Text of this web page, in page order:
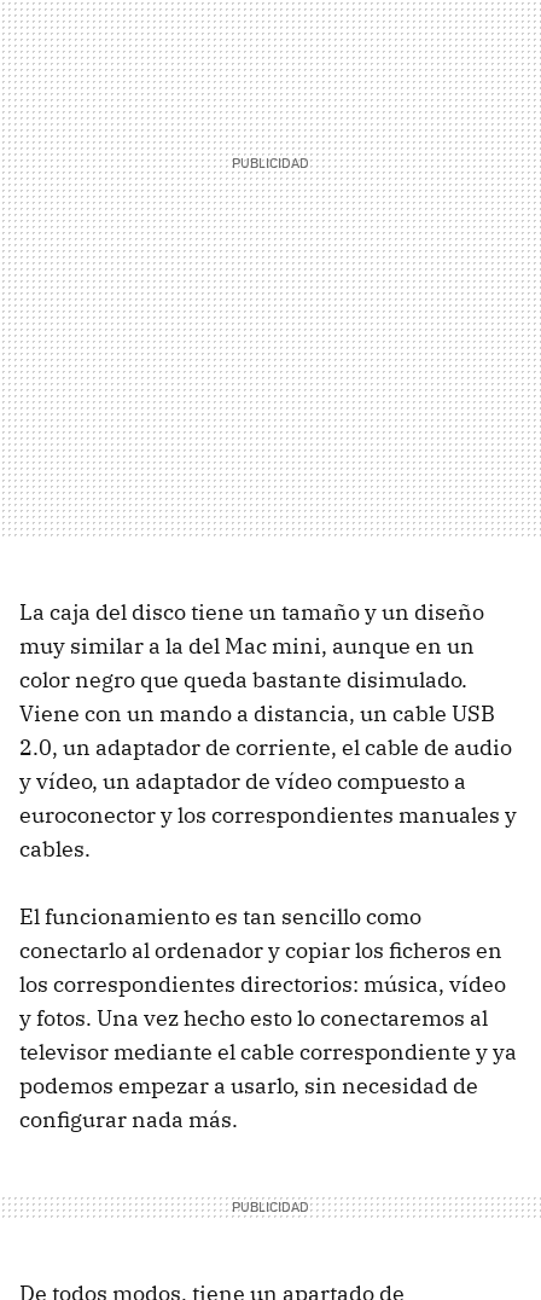
La caja del disco tiene un tamaño y un diseño
muy similar a la del Mac mini, aunque en un
color negro que queda bastante disimulado.
Viene con un mando a distancia, un cable USB
2.0, un adaptador de corriente, el cable de audio
y vídeo, un adaptador de vídeo compuesto a
euroconector y los correspondientes manuales y
cables.
El funcionamiento es tan sencillo como
conectarlo al ordenador y copiar los ficheros en
los correspondientes directorios: música, vídeo
y fotos. Una vez hecho esto lo conectaremos al
televisor mediante el cable correspondiente y ya
podemos empezar a usarlo, sin necesidad de
configurar nada más.
De todos modos, tiene un apartado de